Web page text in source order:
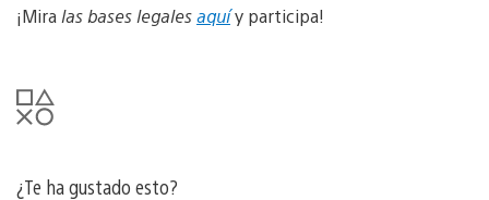
¡Mira las bases legalesaquíy participa!
¿Te ha gustado esto?